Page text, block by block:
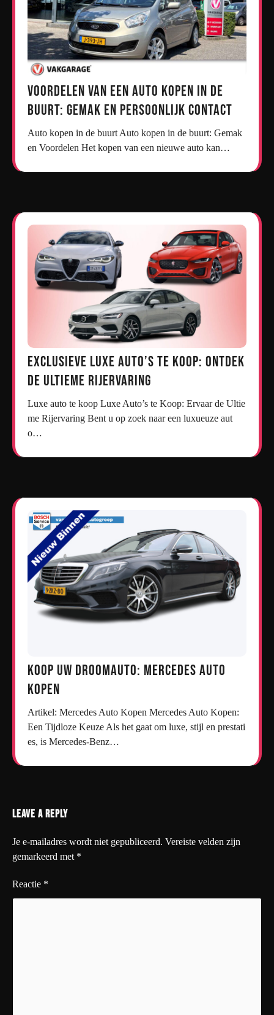
Voordelen van een Auto Kopen in de
Buurt: Gemak en Persoonlijk Contact
Auto kopen in de buurt Auto kopen in de buurt: Gemak
en Voordelen Het kopen van een nieuwe auto kan…
Exclusieve Luxe Auto’s te Koop: Ontdek
de Ultieme Rijervaring
Luxe auto te koop Luxe Auto’s te Koop: Ervaar de Ultie
me Rijervaring Bent u op zoek naar een luxueuze aut
o…
Koop uw droomauto: Mercedes auto
kopen
Artikel: Mercedes Auto Kopen Mercedes Auto Kopen:
Een Tijdloze Keuze Als het gaat om luxe, stijl en prestati
es, is Mercedes-Benz…
Leave a Reply
Je e-mailadres wordt niet gepubliceerd. Vereiste velden zijn
gemarkeerd met *
Reactie *